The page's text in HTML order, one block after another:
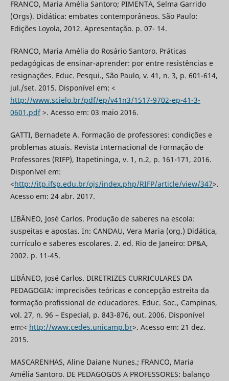
FRANCO, Maria Amélia Santoro; PIMENTA, Selma Garrido
(Orgs). Didática: embates contemporâneos. São Paulo:
Edições Loyola, 2012. Apresentação. p. 07- 14.
FRANCO, Maria Amélia do Rosário Santoro. Práticas
pedagógicas de ensinar-aprender: por entre resistências e
resignações. Educ. Pesqui., São Paulo, v. 41, n. 3, p. 601-614,
jul./set. 2015. Disponível em: <
http://www.scielo.br/pdf/ep/v41n3/1517-9702-ep-41-3-
0601.pdf>. Acesso em: 03 maio 2016.
GATTI, Bernadete A. Formação de professores: condições e
problemas atuais. Revista Internacional de Formação de
Professores (RIFP), Itapetininga, v. 1, n.2, p. 161-171, 2016.
Disponível em:
<http://itp.ifsp.edu.br/ojs/index.php/RIFP/article/view/347>.
Acesso em: 24 abr. 2017.
LIBÂNEO, José Carlos. Produção de saberes na escola:
suspeitas e apostas. In: CANDAU, Vera Maria (org.) Didática,
currículo e saberes escolares. 2. ed. Rio de Janeiro: DP&A,
2002. p. 11-45.
LIBÂNEO, José Carlos. DIRETRIZES CURRICULARES DA
PEDAGOGIA: imprecisões teóricas e concepção estreita da
formação profissional de educadores. Educ. Soc., Campinas,
vol. 27, n. 96 – Especial, p. 843-876, out. 2006. Disponível
em:< http://www.cedes.unicamp.br>. Acesso em: 21 dez.
2015.
MASCARENHAS, Aline Daiane Nunes.; FRANCO, Maria
Amélia Santoro. DE PEDAGOGOS A PROFESSORES: balanço